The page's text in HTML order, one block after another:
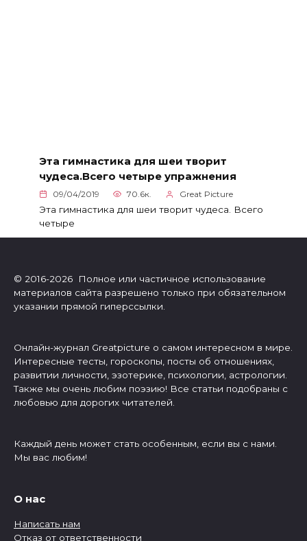
Эта гимнастика для шеи творит
чудеса.Всего четыре упражнения
09/04/2019 70.6к. Great Picture
Эта гимнастика для шеи творит чудеса. Всего
четыре
© 2016-2026 Полное или частичное использование
материалов сайта разрешено только при обязательном
указании прямой гиперссылки.
Онлайн-журнал Greatpicture о самом интересном в мире.
Интересные тесты, гороскопы, посты об отношениях,
развитии личности, эзотерике, психологии, астрологии.
Также мы очень любим поэзию! Все статьи подобраны с
любовью для дорогих читателей.
Каждый день может стать особенным, если вы с нами.
Мы вас любим!
О нас
Написать нам
Отказ от ответственности